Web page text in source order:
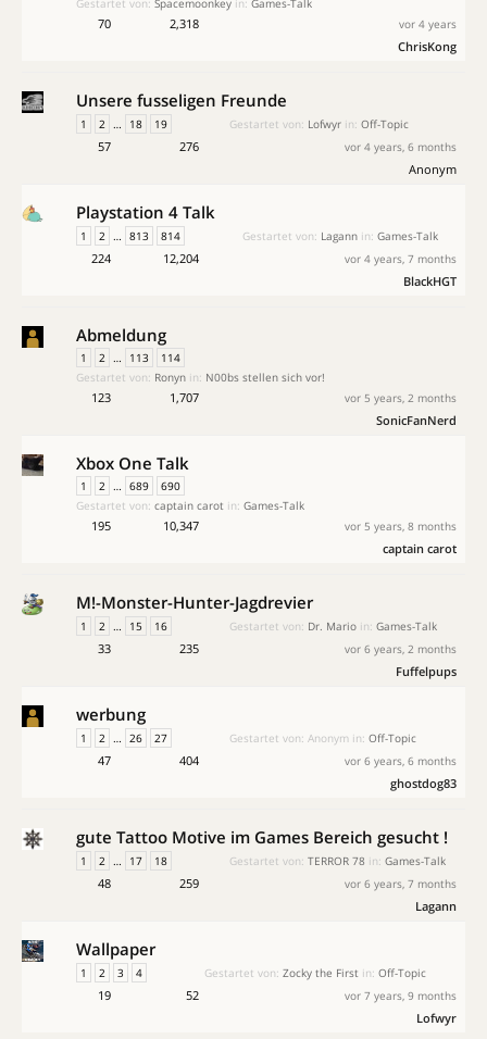
Gestartet von: Spacemoonkey in: Games-Talk
70 2,318 vor 4 years
ChrisKong
Unsere fusseligen Freunde
1 2 … 18 19 Gestartet von: Lofwyr in: Off-Topic
57 276 vor 4 years, 6 months
Anonym
Playstation 4 Talk
1 2 … 813 814 Gestartet von: Lagann in: Games-Talk
224 12,204 vor 4 years, 7 months
BlackHGT
Abmeldung
1 2 … 113
114
Gestartet von: Ronyn in: N00bs stellen sich vor!
123 1,707 vor 5 years, 2 months
SonicFanNerd
Xbox One Talk
1 2 … 689
690
Gestartet von: captain carot in: Games-Talk
195 10,347 vor 5 years, 8 months
captain carot
M!-Monster-Hunter-Jagdrevier
1 2 … 15 16 Gestartet von: Dr. Mario in: Games-Talk
33 235 vor 6 years, 2 months
Fuffelpups
werbung
1 2 … 26 27 Gestartet von: Anonym in: Off-Topic
47 404 vor 6 years, 6 months
ghostdog83
gute Tattoo Motive im Games Bereich gesucht !
1 2 … 17 18 Gestartet von: TERROR 78 in: Games-Talk
48 259 vor 6 years, 7 months
Lagann
Wallpaper
1 2 3 4 Gestartet von: Zocky the First in: Off-Topic
19 52 vor 7 years, 9 months
Lofwyr